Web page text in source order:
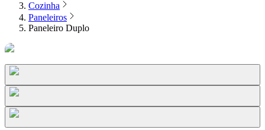
Cozinha
Paneleiros
Paneleiro Duplo